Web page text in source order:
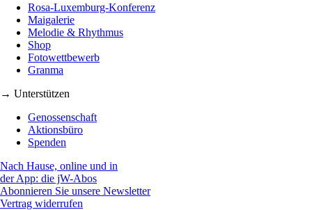
Rosa-Luxemburg-Konferenz
Maigalerie
Melodie & Rhythmus
Shop
Fotowettbewerb
Granma
→ Unterstützen
Genossenschaft
Aktionsbüro
Spenden
Nach Hause, online und in
der App: die jW-Abos
Abonnieren Sie unsere Newsletter
Vertrag widerrufen